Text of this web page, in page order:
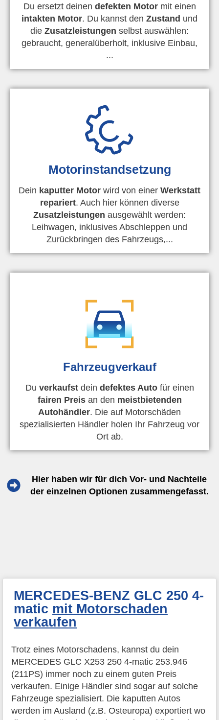
Du ersetzt deinen defekten Motormit einen
intakten Motor. Du kannst den Zustand und
die Zusatzleistungen selbst auswählen:
gebraucht, generalüberholt, inklusive Einbau,
...
Motorinstandsetzung
Dein kaputter Motor wird von einer Werkstatt
repariert. Auch hier können diverse
Zusatzleistungen ausgewählt werden:
Leihwagen, inklusives Abschleppen und
Zurückbringen des Fahrzeugs,...
Fahrzeugverkauf
Du verkaufstdein defektes Autofür einen
fairen Preisan den meistbietenden
Autohändler. Die auf Motorschäden
spezialisierten Händler holen Ihr Fahrzeug vor
Ort ab.
Hier haben wir für dich Vor- und Nachteile
der einzelnen Optionen zusammengefasst.
MERCEDES-BENZ GLC 250 4-
matic mit Motorschaden
verkaufen
Trotz eines Motorschadens, kannst du dein
MERCEDES GLC X253 250 4-matic 253.946
(211PS) immer noch zu einem guten Preis
verkaufen. Einige Händler sind sogar auf solche
Fahrzeuge spezialisiert. Die kaputten Autos
werden im Ausland (z.B. Osteuropa) exportiert wo